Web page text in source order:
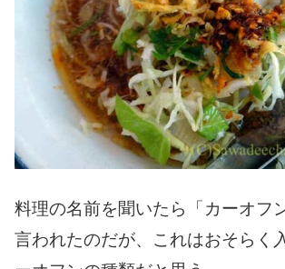
料理の名前を聞いたら「カーオフ
言われたのだが、これはおそらく